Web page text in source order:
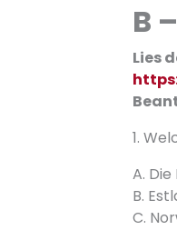
B
Lies
1.
A.
B.
C.